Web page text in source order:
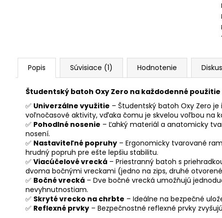
O
Popis Súvisiace (1) Hodnotenie
Študentský batoh Oxy Zero na každodenné použitie
✅ Univerzálne využitie – Študentský batoh Oxy Zero
voľnočasové aktivity, vďaka čomu je skvelou voľbou na
✅ Pohodlné nosenie – Ľahký materiál a anatomicky
nosení.
✅ Nastaviteľné popruhy – Ergonomicky tvarované
hrudný popruh pre ešte lepšiu stabilitu.
✅ Viacúčelové vrecká – Priestranný batoh s
dvoma bočnými vreckami (jedno na zips, druhé
✅ Bočné vrecká – Dve bočné vrecká umožňujú
nevyhnutnostiam.
✅ Skryté vrecko na chrbte – Ideálne na bezpečné
✅ Reflexné prvky – Bezpečnostné reflexné prvky